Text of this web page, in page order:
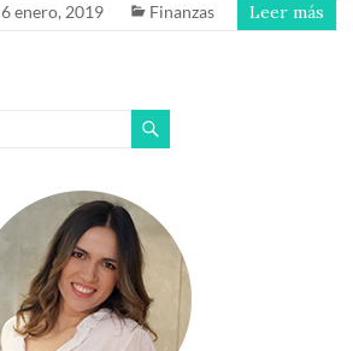
6 enero, 2019 Finanzas Leer más